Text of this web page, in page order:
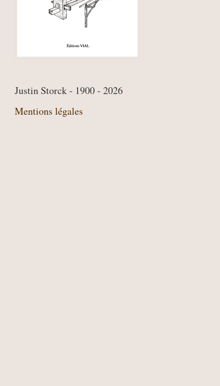
Justin Storck - 1900 - 2026
Mentions légales